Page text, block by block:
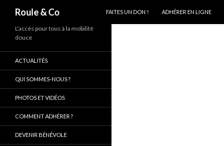
Roule & Co
FAITES UN DON !
ADHÉRER EN LIGNE
L'accès pour tous à la mobilité
douce
ACTUALITÉS
QUI SOMMES-NOUS ?
PHOTOS ET VIDÉOS
COMMENT ADHÉRER ?
DEVENIR BÉNÉVOLE